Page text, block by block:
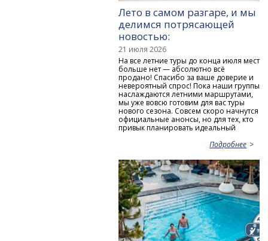
Лето в самом разгаре, и мы
делимся потрясающей
новостью:
21 июля 2026
На все летние туры до конца июля мест
больше нет — абсолютно всё
продано! Спасибо за ваше доверие и
невероятный спрос! Пока наши группы
наслаждаются летними маршрутами,
мы уже вовсю готовим для вас туры
нового сезона. Совсем скоро начнутся
официальные анонсы, но для тех, кто
привык планировать идеальный
Подробнее